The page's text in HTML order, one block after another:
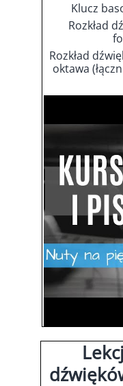
Klucz
Rozkład
Rozkład
oktawa